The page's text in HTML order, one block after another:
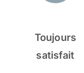
Toujours
satisfait